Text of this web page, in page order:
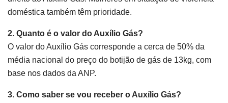
doméstica também têm prioridade.
2. Quanto é o valor do Auxílio Gás?
O valor do Auxílio Gás corresponde a cerca de 50% da
média nacional do preço do botijão de gás de 13kg, com
base nos dados da ANP.
3. Como saber se vou receber o Auxílio Gás?